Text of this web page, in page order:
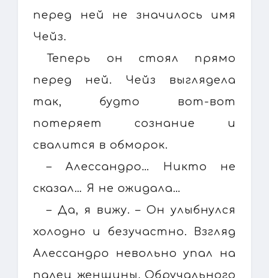
перед ней не значилось имя
Чейз.
Теперь он стоял прямо
перед ней. Чейз выглядела
так, будто вот-вот
потеряет сознание и
свалится в обморок.
– Алессандро… Никто не
сказал… Я не ожидала…
– Да, я вижу. – Он улыбнулся
холодно и безучастно. Взгляд
Алессандро невольно упал на
палец женщины. Обручального